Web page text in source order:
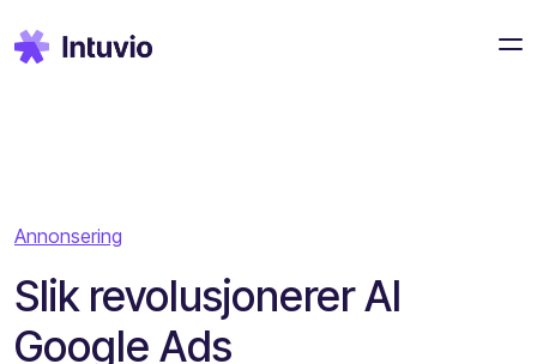
Annonsering
Slik revolusjonerer AI
Google Ads